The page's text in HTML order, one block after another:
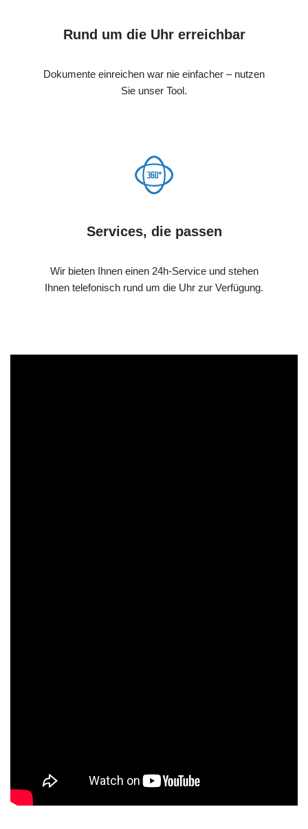
Rund um die Uhr erreichbar
Dokumente einreichen war nie einfacher – nutzen
Sie unser Tool.
Services, die passen
Wir bieten Ihnen einen 24h-Service und stehen
Ihnen telefonisch rund um die Uhr zur Verfügung.